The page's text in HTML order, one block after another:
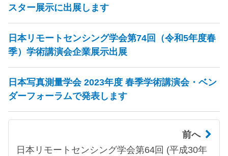
スター展示に出展します
日本リモートセンシング学会第74回（令和5年度春
季）学術講演会企業展示出展
日本写真測量学会 2023年度 春季学術講演会・ベン
ダーフォーラムで発表します
前へ
日本リモートセンシング学会第64回 (平成30年